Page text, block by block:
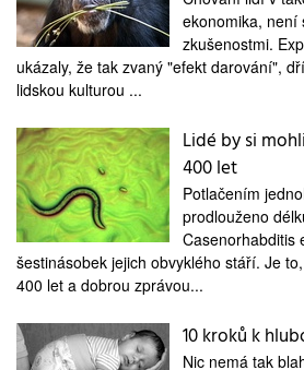
ekonomika, není
zkušenostmi.
ukázaly, že tak zvaný "efekt darování",
lidskou kulturou ...
Lidé by si
400 let
Potlačením
prodlouženo
Casenorhabditis
šestinásobek jejich obvyklého stáří. Je
400 let a dobrou zprávou...
10 kroků k
Nic nemá tak